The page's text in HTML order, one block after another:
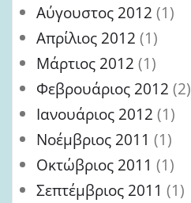
Αύγουστος 2012 (1)
Απρίλιος 2012 (1)
Μάρτιος 2012 (1)
Φεβρουάριος 2012 (2)
Ιανουάριος 2012 (1)
Νοέμβριος 2011 (1)
Οκτώβριος 2011 (1)
Σεπτέμβριος 2011 (1)